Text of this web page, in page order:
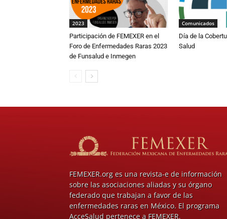
2023
Participación de FEMEXER en el
Foro de Enfermedades Raras 2023
de Funsalud e Inmegen
Comunicados
Día de la
Salud
FEMEXER.org es una revista-e de información
sobre las asociaciones aliadas y su órgano
federado que trabajan a favor de las
enfermedades raras en México. El programa
AcceSalud pertenece a FEMEXER.